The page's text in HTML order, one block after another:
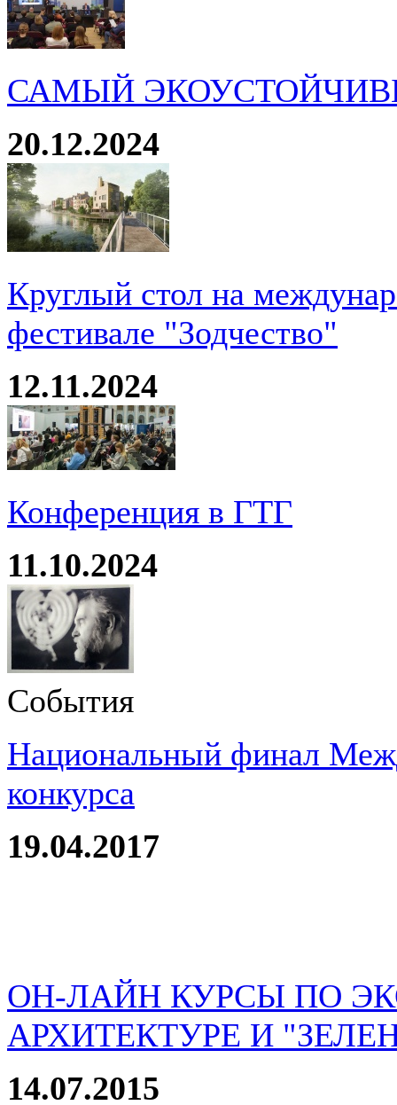
САМЫЙ
20.12.2024
Круглый стол на
фестивале "Зодчество"
12.11.2024
Конференция в ГТГ
11.10.2024
События
Национальный финал
конкурса
19.04.2017
ОН-ЛАЙН КУРСЫ ПО
АРХИТЕКТУРЕ И
14.07.2015